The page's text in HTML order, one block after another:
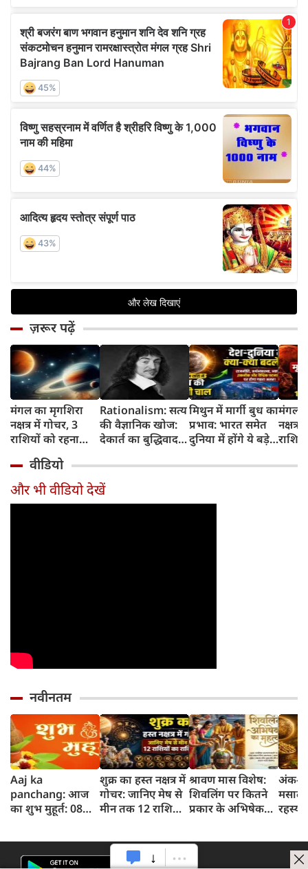
ज़रूर पढ़ें
मंगल का मृगशिरा
नक्षत्र में गोचर, 3
राशियों को रहना
सावधान
Rationalism: सत्य
की वैज्ञानिक खोज:
देकार्त का बुद्धिवाद
का जन्म
मिथुन में मार्गी बुध का
प्रभाव: भारत समेत
दुनिया में होंगे ये बड़े
मंगल
नक्षत्र
किसे
वीडियो
और भी वीडियो देखें
नवीनतम
Aaj ka
panchang: आज
का शुभ मुहूर्त: 08
और शुभ समय
शुक्र का हस्त नक्षत्र में
गोचर: जानिए मेष से
मीन तक 12 राशियों
श्रावण मास विशेष:
शिवलिंग पर कितने
प्रकार के अभिषेक
महत्व
अंक-
मसाले
रहस्य